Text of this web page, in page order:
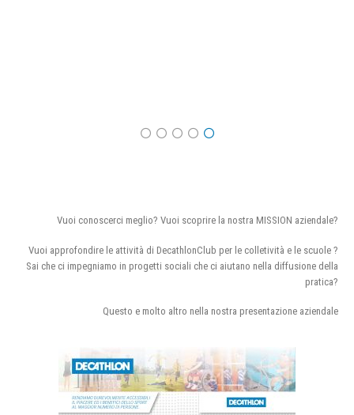
Vuoi conoscerci meglio? Vuoi scoprire la nostra MISSION aziendale?
Vuoi approfondire le attività di DecathlonClub per le colletività e le scuole ?
Sai che ci impegniamo in progetti sociali che ci aiutano nella diffusione della
pratica?
Questo e molto altro nella nostra presentazione aziendale